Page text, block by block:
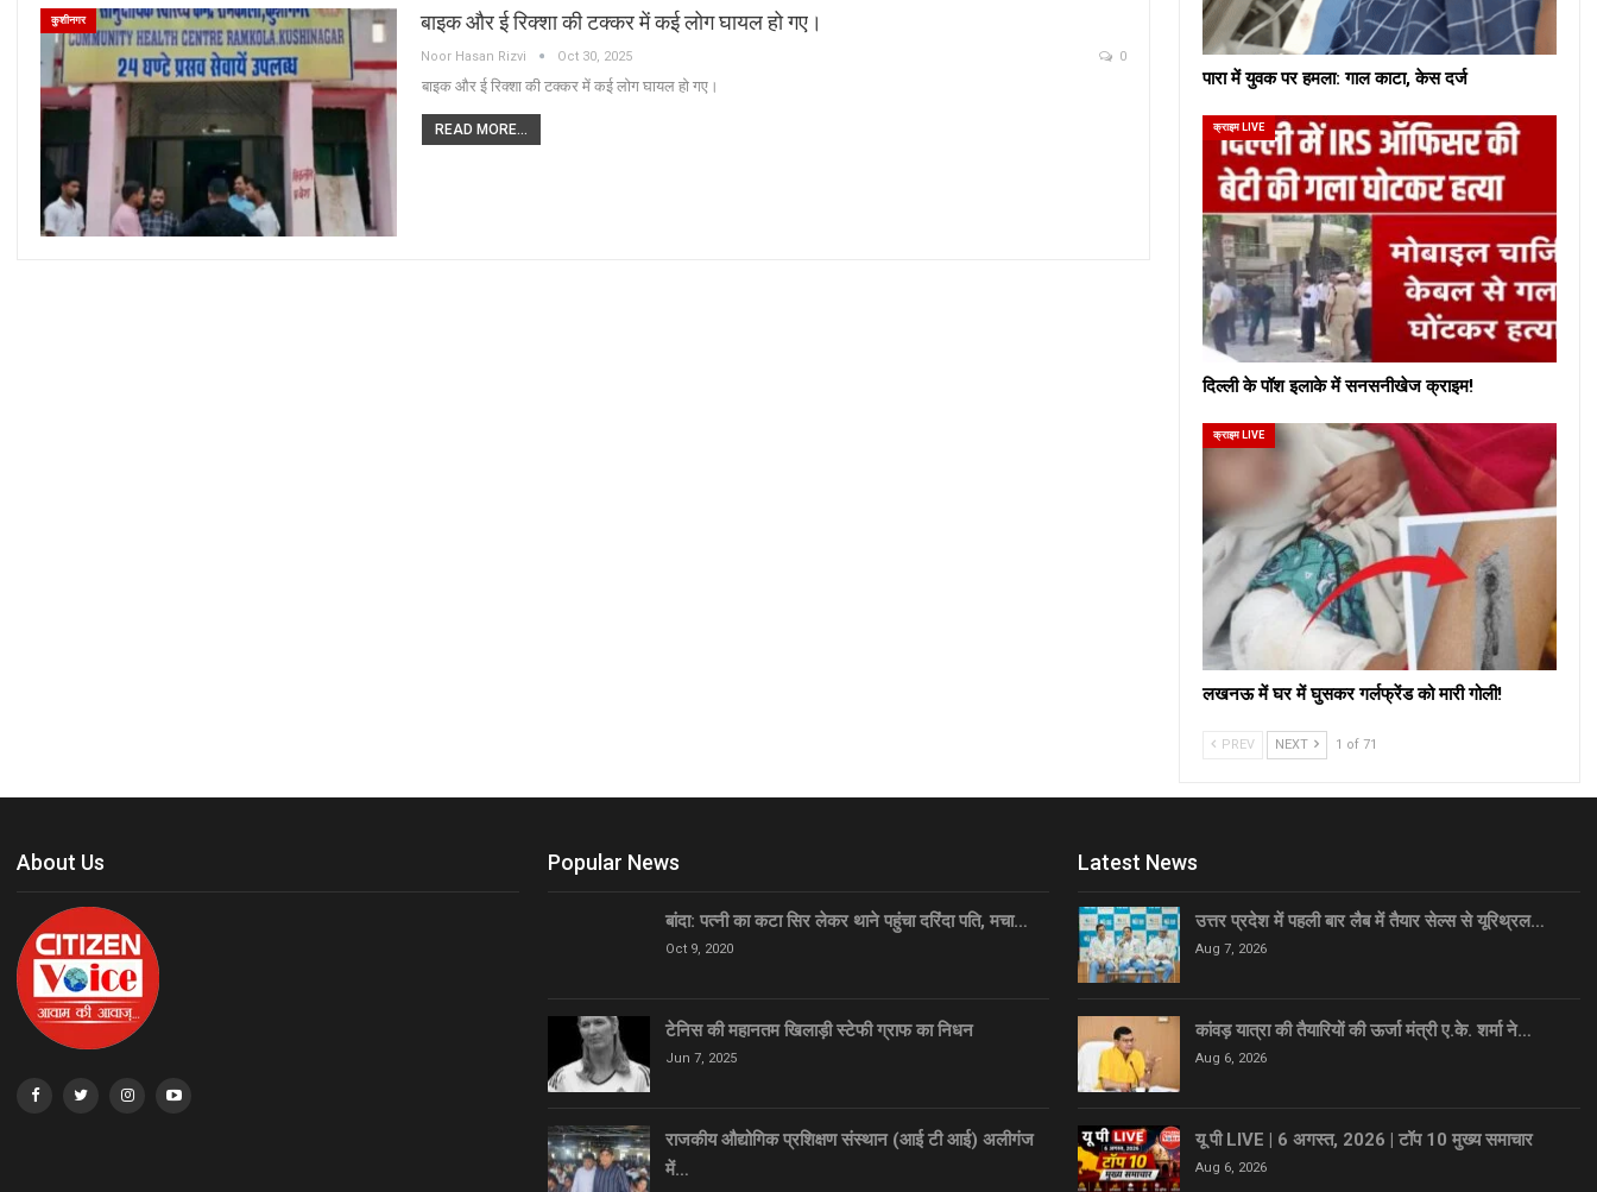
कुशीनगर बाइक और ई रिक्शा की टक्कर में कई लोग घायल हो गए।
Noor Hasan Rizvi Oct 30, 2025 0
बाइक और ई रिक्शा की टक्कर में कई लोग घायल हो गए।
READ MORE...
पारा में युवक पर हमला: गाल काटा, केस दर्ज
क्राइम LIVE
दिल्ली के पॉश इलाके में सनसनीखेज क्राइम!
क्राइम LIVE
लखनऊ में घर में घुसकर गर्लफ्रेंड को मारी गोली!
PREV NEXT 1 of 71
About Us Popular News
बांदा: पत्नी का कटा सिर लेकर थाने पहुंचा दरिंदा पति, मचा…
Oct 9, 2020
टेनिस की महानतम खिलाड़ी स्टेफी ग्राफ का निधन
Jun 7, 2025
राजकीय औद्योगिक प्रशिक्षण संस्थान (आई टी आई) अलीगंज
में…
Latest News
उत्तर प्रदेश में पहली बार लैब में तैयार सेल्स से यूरिथ्रल…
Aug 7, 2026
कांवड़ यात्रा की तैयारियों की ऊर्जा मंत्री ए.के. शर्मा ने…
Aug 6, 2026
यू पी LIVE | 6 अगस्त, 2026 | टॉप 10 मुख्य समाचार
Aug 6, 2026